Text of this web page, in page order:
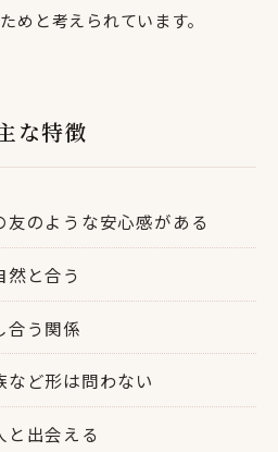
めと考えられています。
な特徴
友のような安心感がある
然と合う
合う関係
など形は問わない
と出会える